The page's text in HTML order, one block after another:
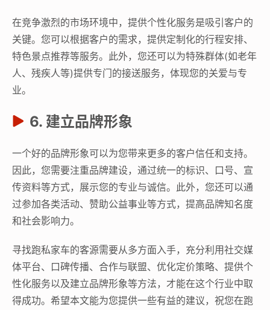
在竞争激烈的市场环境中，提供个性化服务是吸引客户的
关键。您可以根据客户的需求，提供定制化的行程安排、
特色景点推荐等服务。此外，您还可以为特殊群体(如老年
人、残疾人等)提供专门的接送服务，体现您的关爱与专
业。
6. 建立品牌形象
一个好的品牌形象可以为您带来更多的客户信任和支持。
因此，您需要注重品牌建设，通过统一的标识、口号、宣
传资料等方式，展示您的专业与诚信。此外，您还可以通
过参加各类活动、赞助公益事业等方式，提高品牌知名度
和社会影响力。
寻找跑私家车的客源需要从多方面入手，充分利用社交媒
体平台、口碑传播、合作与联盟、优化定价策略、提供个
性化服务以及建立品牌形象等方法，才能在这个行业中取
得成功。希望本文能为您提供一些有益的建议，祝您在跑